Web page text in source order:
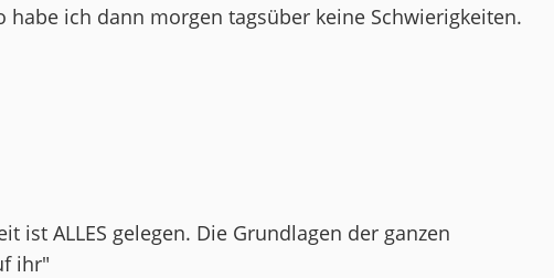
habe ich dann morgen tagsüber keine Schwierigkeiten.
ist ALLES gelegen. Die Grundlagen der ganzen
ihr"